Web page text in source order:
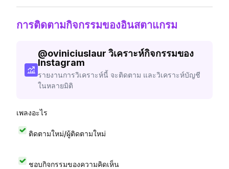
การติดตามกิจกรรมของอินสตาแกรม
@oviniciuslaur วิเคราะห์กิจกรรมของ
Instagram
รายงานการวิเคราะห์นี้ จะติดตาม และวิเคราะห์บัญชี
ในหลายมิติ
เพลงอะไร
ติดตามใหม่/ผู้ติดตามใหม่
ชอบกิจกรรมของความคิดเห็น